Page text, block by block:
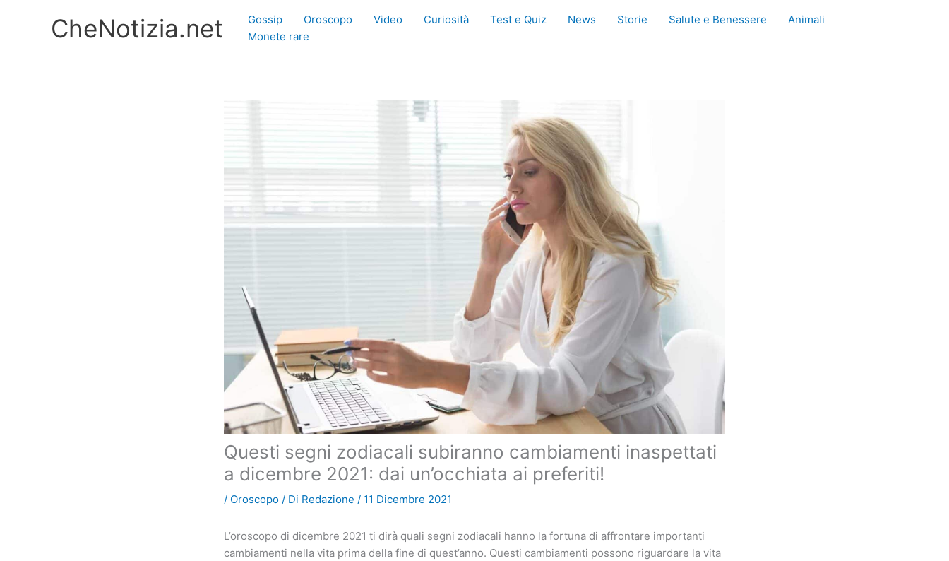
CheNotizia.net Gossip Oroscopo Video Curiosità Test e Quiz News Storie Salute e Benessere
Animali
Monete rare
Questi segni zodiacali subiranno cambiamenti inaspettati
a dicembre 2021: dai un’occhiata ai preferiti!
/ Oroscopo / Di Redazione / 11 Dicembre 2021
L’oroscopo di dicembre 2021 ti dirà quali segni zodiacali hanno la fortuna di affrontare importanti
cambiamenti nella vita prima della fine di quest’anno. Questi cambiamenti possono riguardare la vita